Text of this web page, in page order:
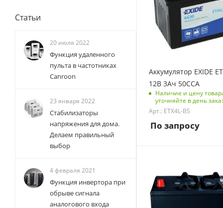
103x90x114
Емкость батарей, Ач
Вес без упаковки, кг
Ток холодной
прокрутки, А
50
Код типоразмера АКБ
MOTO
Обратная (-+)
Размеры изделия
(ДхШхВ), мм
Аккумулятор EXIDE
12В 3Ач 50CCA
Наличие и цену
уточняйте в день
Арт.: ETX4L-BS
По запросу
GEL (гелевая)
Напряжение, V
12
Статьи
20 июля 2022
Функция удаленного
пульта в частотниках
Canroon
23 января 2022
Стабилизаторы
напряжения для дома.
Делаем правильный
выбор
4 февраля 2021
Функция инвертора при
обрыве сигнала
аналогового входа